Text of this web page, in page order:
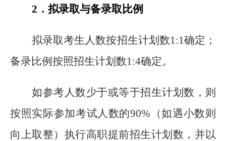
2 ．拟录取与备录取比例
拟录取考生人数按招生计划数1:1确定；
备录比例按照招生计划数1:4确定。
如参考人数少于或等于招生计划数，则
按照实际参加考试人数的90%（如遇小数则
向上取整）执行高职提前招生计划数，并以